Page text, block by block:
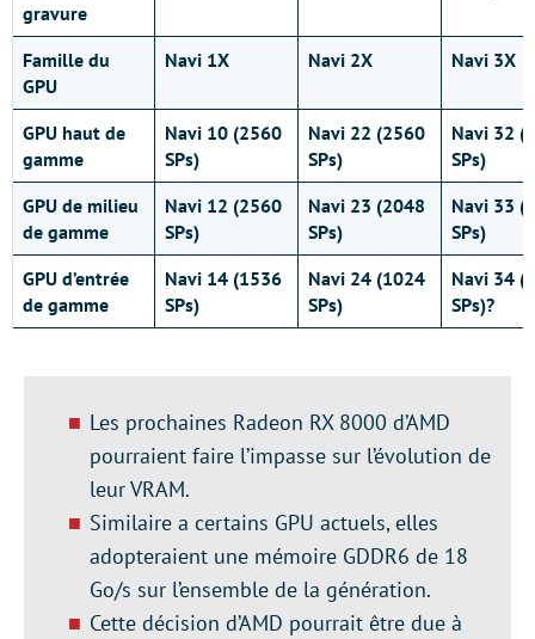
gravure
Famille du
GPU
Navi 1X Navi 2X Navi 3X
GPU haut de
gamme
Navi 10 (2560
SPs)
Navi 22 (2560
SPs)
Navi 32
SPs)
GPU de milieu
de gamme
Navi 12 (2560
SPs)
Navi 23 (2048
SPs)
Navi 33
SPs)
GPU d’entrée
de gamme
Navi 14 (1536
SPs)
Navi 24 (1024
SPs)
Navi 34
SPs)?
Les prochaines Radeon RX 8000 d’AMD
pourraient faire l’impasse sur l’évolution de
leur VRAM.
Similaire a certains GPU actuels, elles
adopteraient une mémoire GDDR6 de 18
Go/s sur l’ensemble de la génération.
Cette décision d’AMD pourrait être due à